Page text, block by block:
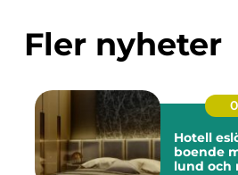
Fler nyheter
Hotell eslöv
boende
lund och